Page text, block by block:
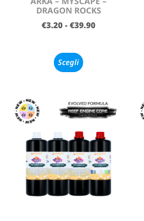
DRAGON ROCKS
€3.20 - €39.90
Scegli